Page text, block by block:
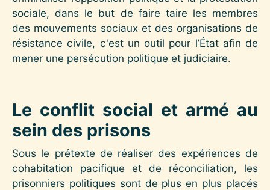
sociale, dans le but de faire taire les membres
des mouvements sociaux et des organisations de
résistance civile, c'est un outil pour l’État afin de
mener une persécution politique et judiciaire.
Le conflit social et armé au
sein des prisons
Sous le prétexte de réaliser des expériences de
cohabitation pacifique et de réconciliation, les
prisonniers politiques sont de plus en plus placés